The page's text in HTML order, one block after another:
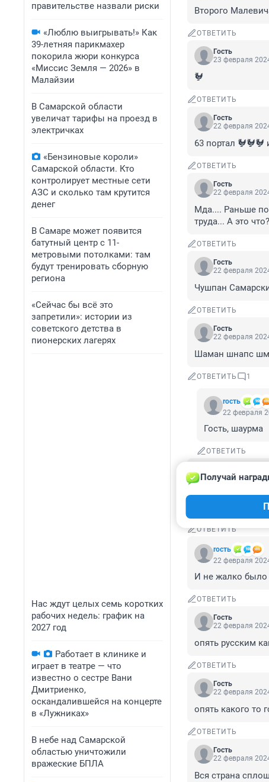
правительстве назвали риски
«Люблю выигрывать!» Как
39-летняя парикмахер
покорила жюри конкурса
«Миссис Земля — 2026» в
Малайзии
В Самарской области
увеличат тарифы на проезд в
электричках
«Бензиновые короли»
Самарской области. Кто
контролирует местные сети
АЗС и сколько там крутится
денег
В Самаре может появится
батутный центр с 11-
метровыми потолками: там
будут тренировать сборную
региона
«Сейчас бы всё это
запретили»: истории из
советского детства в
пионерских лагерях
Нас ждут целых семь коротких
рабочих недель: график на
2027 год
Работает в клинике и
играет в театре — что
известно о сестре Вани
Дмитриенко,
оскандалившейся на концерте
в «Лужниках»
В небе над Самарской
областью уничтожили
вражеские БПЛА
Второго
ОТВЕТИТЬ
Гость
23 февраля
🐓
ОТВЕТИТЬ
Гость
22 февраля
63 портал 🐓🐓🐓
ОТВЕТИТЬ
Гость
22 февраля
Мда.... Раньше
труда... А это
ОТВЕТИТЬ
Гость
22 февраля
Чушпан
ОТВЕТИТЬ
Гость
22 февраля
Шаман шнапс
ОТВЕТИТЬ 1
rость
22 февраля
Гость, шаурма
ОТВЕТИТЬ
22 февраля
Если чёрным
ОТВЕТИТЬ
rость
Получай
22 февраля
И не жалко было
ОТВЕТИТЬ
Гость
22 февраля
опять русским
ОТВЕТИТЬ
Гость
22 февраля
опять какого то
ОТВЕТИТЬ
Гость
22 февраля
Вся страна